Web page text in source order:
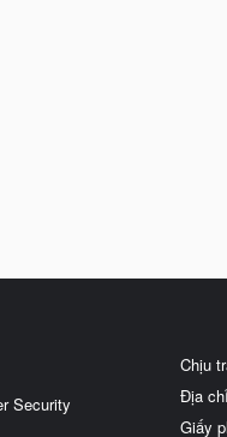
Security
Chịu
Địa
Giấy